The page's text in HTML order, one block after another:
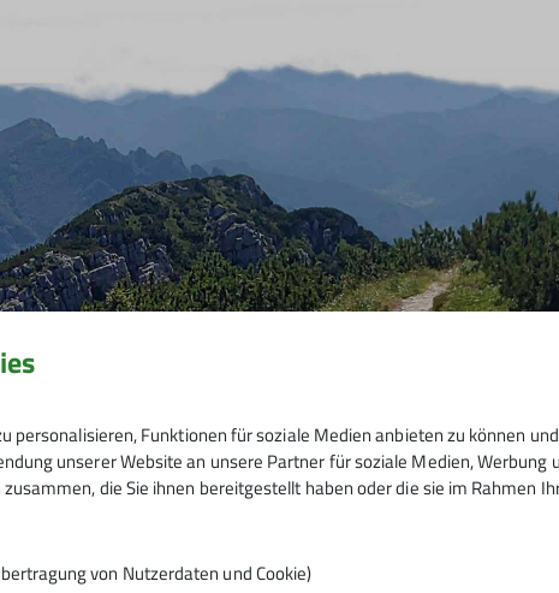
personalisieren, Funktionen für soziale Medien anbieten zu können
unserer Website an unsere Partner für soziale Medien, Werbung
die Sie ihnen bereitgestellt haben oder die sie im Rahmen
von Nutzerdaten und Cookie)